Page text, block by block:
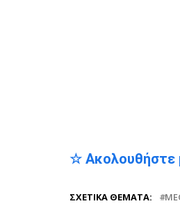
☆ Ακολουθήστε
ΣΧΕΤΙΚΆ ΘΈΜΑΤΑ: